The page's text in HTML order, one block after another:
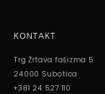
KONTAKT
Trg Žrtava fašizma 5
24000 Subotica
+381 24 527 110